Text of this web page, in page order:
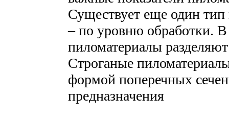
Существует еще один
– по уровню обработки. В
пиломатериалы
Строганые
формой поперечных
предназначения